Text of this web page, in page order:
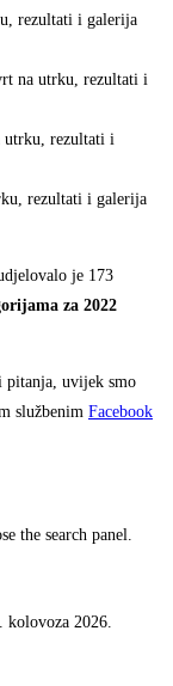
rezultati i galerija
na utrku, rezultati i
utrku, rezultati i
rezultati i galerija
je 173
za 2022
pitanja, uvijek smo
službenim Facebook
the search panel.
kolovoza 2026.